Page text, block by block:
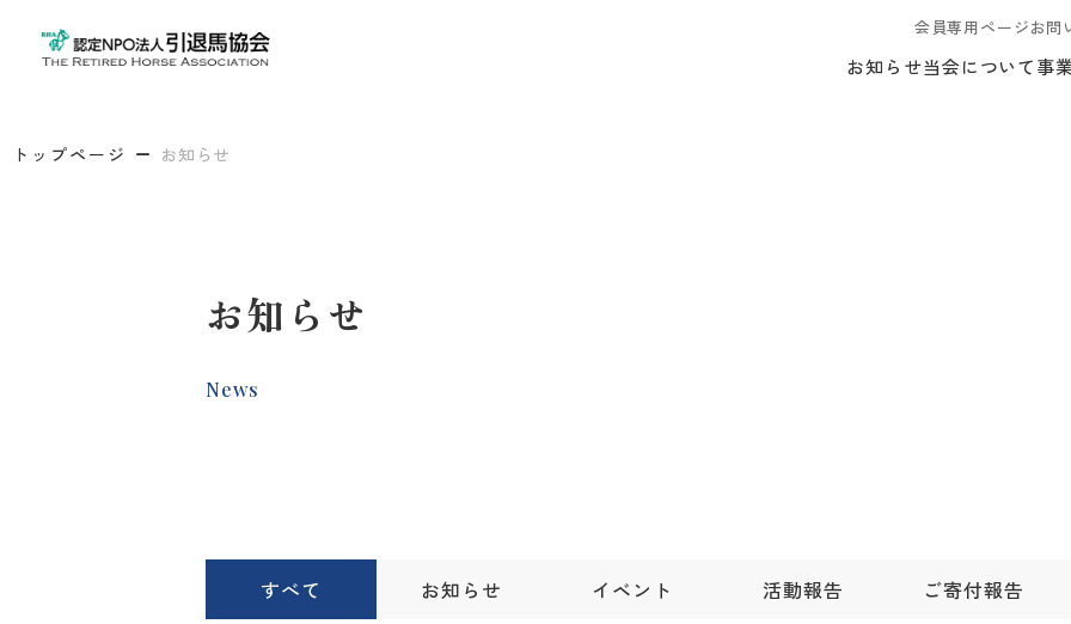
会員専用ページお問
お知らせ当会について事
トップページ お知らせ
お知らせ
News
すべて お知らせ イベント 活動報告 ご寄付報告